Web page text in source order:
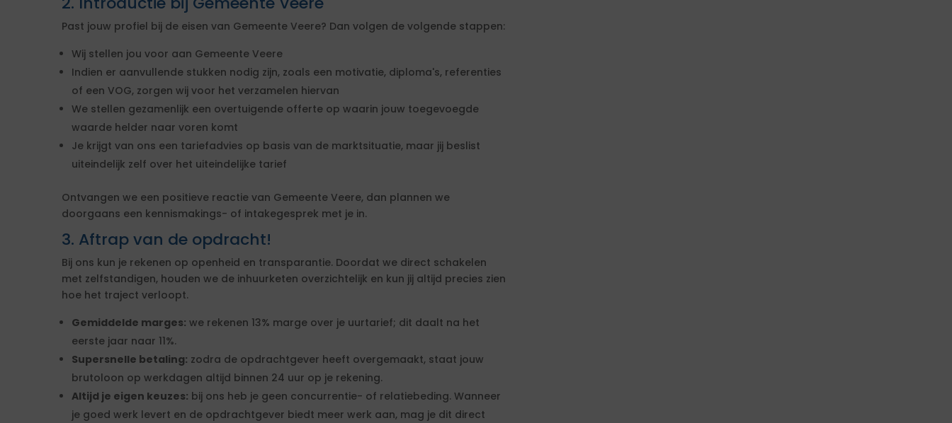
Past jouw profiel bij de eisen van Gemeente Veere? Dan volgen de volgende stappen:
Wij stellen jou voor aan Gemeente Veere
Indien er aanvullende stukken nodig zijn, zoals een motivatie, diploma's, referenties
of een VOG, zorgen wij voor het verzamelen hiervan
We stellen gezamenlijk een overtuigende offerte op waarin jouw toegevoegde
waarde helder naar voren komt
Je krijgt van ons een tariefadvies op basis van de marktsituatie, maar jij beslist
uiteindelijk zelf over het uiteindelijke tarief
Ontvangen we een positieve reactie van Gemeente Veere, dan plannen we
doorgaans een kennismakings- of intakegesprek met je in.
3. Aftrap van de opdracht!
Bij ons kun je rekenen op openheid en transparantie. Doordat we direct schakelen
met zelfstandigen, houden we de inhuurketen overzichtelijk en kun jij altijd precies zien
hoe het traject verloopt.
Gemiddelde marges: we rekenen 13% marge over je uurtarief; dit daalt na het
eerste jaar naar 11%.
Supersnelle betaling: zodra de opdrachtgever heeft overgemaakt, staat jouw
brutoloon op werkdagen altijd binnen 24 uur op je rekening.
Altijd je eigen keuzes: bij ons heb je geen concurrentie- of relatiebeding. Wanneer
je goed werk levert en de opdrachtgever biedt meer werk aan, mag je dit direct